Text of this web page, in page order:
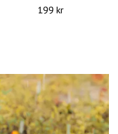
199 kr